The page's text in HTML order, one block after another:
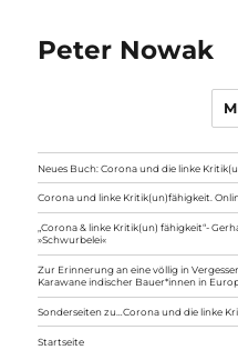
Peter Nowak
Neues Buch: Corona und die linke
Corona und linke Kritik(un)fähigkeit.
„Corona & linke Kritik(un) fähigkeit“-
»Schwurbelei«
Zur Erinnerung an eine völlig in
Karawane indischer Bauer*innen in
Sonderseiten zu…Corona und die linke
Startseite